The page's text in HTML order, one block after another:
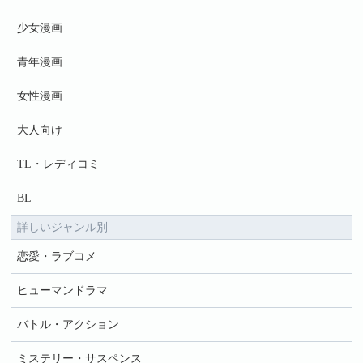
少女漫画
青年漫画
女性漫画
大人向け
TL・レディコミ
BL
詳しいジャンル別
恋愛・ラブコメ
ヒューマンドラマ
バトル・アクション
ミステリー・サスペンス